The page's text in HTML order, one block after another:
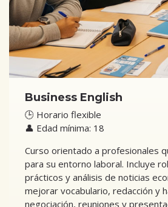
Business English
🕒 Horario flexible
👤 Edad mínima: 18
Curso orientado a profesionales
para su entorno laboral. Incluye
prácticos y análisis de noticias
mejorar vocabulario, redacción y
negociación, reuniones y